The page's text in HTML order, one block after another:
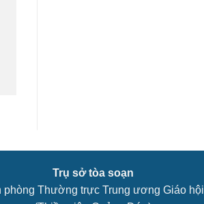
Trụ sở tòa soạn
phòng Thường trực Trung ương Giáo hội